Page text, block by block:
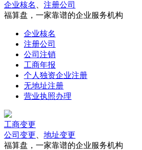
企业核名
注册公司
福算盘，一家靠谱的企业服务机构
企业核名
注册公司
公司注销
工商年报
个人独资企业注册
无地址注册
营业执照办理
工商变更
公司变更
地址变更
福算盘，一家靠谱的企业服务机构